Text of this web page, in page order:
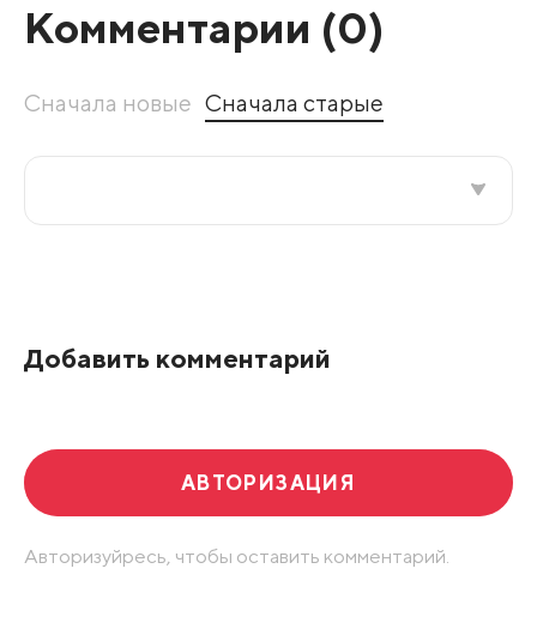
Комментарии (0)
Сначала новые Сначала старые
Добавить комментарий
АВТОРИЗАЦИЯ
Авторизуйресь, чтобы оставить комментарий.